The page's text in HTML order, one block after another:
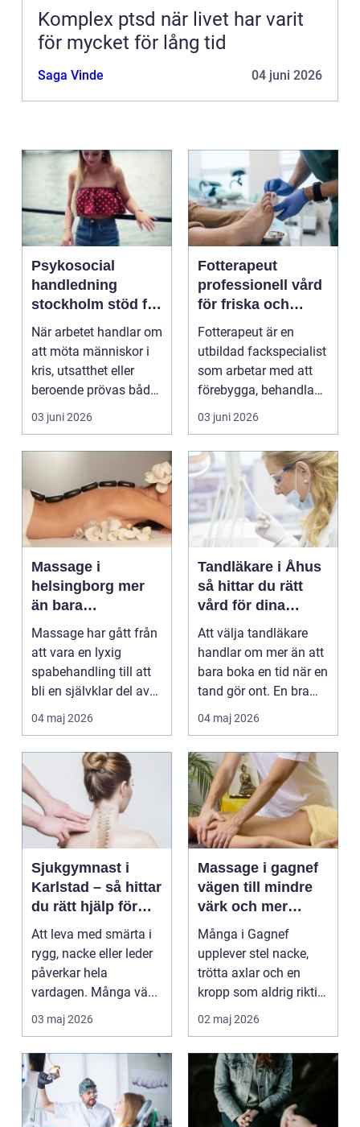
Komplex ptsd när livet har varit
för mycket för lång tid
Saga Vinde 04 juni 2026
Psykosocial
handledning
stockholm stöd för
hållbart arbete
med människor
När arbetet handlar om
att möta människor i
kris, utsatthet eller
beroende prövas både
yrkesrollen o...
03 juni 2026
Fotterapeut
professionell vård
för friska och
starkare fötter
Fotterapeut är en
utbildad fackspecialist
som arbetar med att
förebygga, behandla
och lindra problem...
03 juni 2026
Massage i
helsingborg mer
än bara
avkoppling
Massage har gått från
att vara en lyxig
spabehandling till att
bli en självklar del av
mångas vardag...
04 maj 2026
Tandläkare i Åhus
så hittar du rätt
vård för dina
tänder
Att välja tandläkare
handlar om mer än att
bara boka en tid när en
tand gör ont. En bra
tandvårdskli...
04 maj 2026
Sjukgymnast i
Karlstad – så hittar
du rätt hjälp för
smärta och rehab
Att leva med smärta i
rygg, nacke eller leder
påverkar hela
vardagen. Många vä...
03 maj 2026
Massage i gagnef
vägen till mindre
värk och mer
vardagsenergi
Många i Gagnef
upplever stel nacke,
trötta axlar och en
kropp som aldrig riktigt
hinner återhämta si...
02 maj 2026